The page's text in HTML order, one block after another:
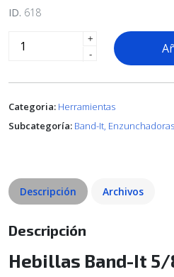
ID. 618
+
-
Categoria: Herramientas
Subcategoría: Band-It,
Descripción Archivos
Descripción
Hebillas Band-It 5/